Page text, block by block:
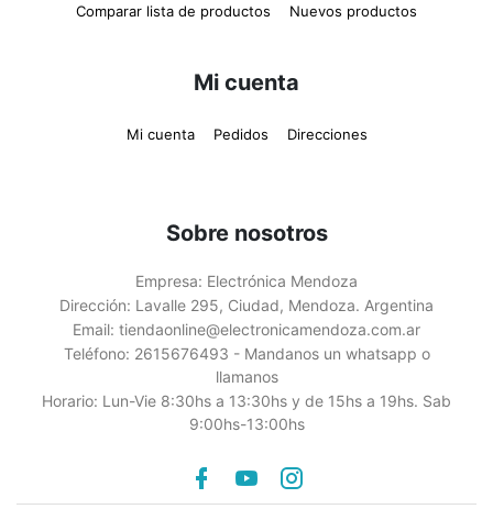
Comparar lista de productos
Nuevos productos
Mi cuenta
Mi cuenta Pedidos Direcciones
Sobre nosotros
Empresa: Electrónica Mendoza
Dirección: Lavalle 295, Ciudad, Mendoza. Argentina
Email: tiendaonline@electronicamendoza.com.ar
Teléfono: 2615676493 - Mandanos un whatsapp o
llamanos
Horario: Lun-Vie 8:30hs a 13:30hs y de 15hs a 19hs. Sab
9:00hs-13:00hs